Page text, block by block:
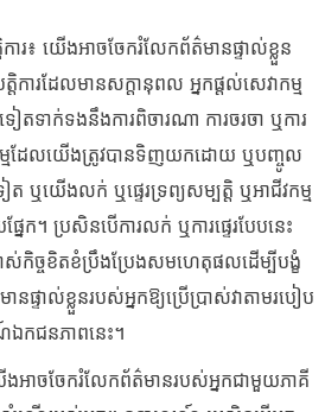
ការ៖ យើងអាចចែករំលែកព័ត៌មានផ្ទាល់ខ្លួន
ការដែលមានសក្តានុពល អ្នកផ្តល់សេវាកម្ម
ៀតទាក់ទងនឹងការពិចារណា ការចរចា ឬការ
កម្មដែលយើងត្រូវបានទិញយកដោយ ឬបញ្ចូល
ត ឬយើងលក់ ឬផ្ទេរទ្រព្យសម្បត្តិ ឬអាជីវកម្ម
។ ប្រសិនបើការលក់ ឬការផ្ទេរបែបនេះ
ស់កិច្ចខិតខំប្រឹងប្រែងសមហេតុផលដើម្បីបង្ខំ
នផ្ទាល់ខ្លួនរបស់អ្នកឱ្យប្រើប្រាស់វាតាមរបៀប
កជនភាពនេះ។
អាចចែករំលែកព័ត៌មានរបស់អ្នកជាមួយភាគី